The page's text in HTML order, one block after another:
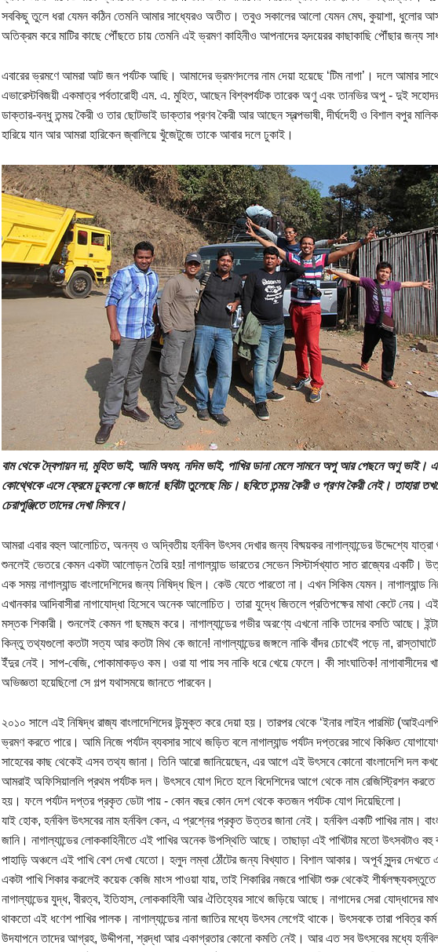
সবকিছু তুলে ধরা যেমন কঠিন তেমনি আমার সাধ্যেরও অতীত। তবুও সকালের আলো যেমন মেঘ, কুয়াশা, ধুলোর
অতিক্রম করে মাটির কাছে পৌঁছতে চায় তেমনি এই ভ্রমণ কাহিনীও আপনাদের হৃদয়েরর কাছাকাছি পৌঁছার জন্য
এবারের ভ্রমণে আমরা আট জন পর্যটক আছি। আমাদের ভ্রমণদলের নাম দেয়া হয়েছে ‘টিম নাগা’। দলে আমার
এভারেস্টবিজয়ী একমাত্র পর্বতারোহী এম. এ. মুহিত, আছেন বিশ্বপর্যটক তারেক অণু এবং তানভির অপু - দুই
ডাক্তার-বন্ধু তন্ময় কৈরী ও তার ছোটভাই ডাক্তার প্রণব কৈরী আর আছেন স্বল্পভাষী, দীর্ঘদেহী ও বিশাল বপুর মালিক
হারিয়ে যান আর আমরা হারিকেন জ্বালিয়ে খুঁজেটুজে তাকে আবার দলে ঢুকাই।
বাম থেকে দ্বৈপায়ন দা, মুহিত ভাই, আমি অধম, নদিম ভাই, পাখির ডানা মেলে সামনে অপু আর পেছনে অণু ভাই।
কোথ্থেকে এসে ফ্রেমে ঢুকলো কে জানে! ছবিটা তুলেছে মিচ। ছবিতে তন্ময় কৈরী ও প্রণব কৈরী নেই। তাহারা
চেরাপুঞ্জিতে তাদের দেখা মিলবে।
আমরা এবার বহুল আলোচিত, অনন্য ও অদ্বিতীয় হর্নবিল উৎসব দেখার জন্য বিষ্ময়কর নাগাল্যান্ডের উদ্দেশ্যে যাত্রা
শুনলেই ভেতরে কেমন একটা আলোড়ন তৈরি হয়! নাগাল্যান্ড ভারতের সেভেন সিস্টার্সখ্যাত সাত রাজ্যের একটি।
এক সময় নাগাল্যান্ড বাংলাদেশিদের জন্য নিষিদ্ধ ছিল। কেউ যেতে পারতো না। এখন সিকিম যেমন। নাগাল্যান্ড
এখানকার আদিবাসীরা নাগাযোদ্ধা হিসেবে অনেক আলোচিত। তারা যুদ্ধে জিতলে প্রতিপক্ষের মাথা কেটে নেয়।
মস্তক শিকারী। শুনলেই কেমন গা ছমছম করে। নাগাল্যান্ডের গভীর অরণ্যে এখনো নাকি তাদের বসতি আছে।
কিন্তু তথ্যগুলো কতটা সত্য আর কতটা মিথ কে জানে! নাগাল্যান্ডের জঙ্গলে নাকি বাঁদর চোখেই পড়ে না,
ইঁদুর নেই। সাপ-বেজি, পোকামাকড়ও কম। ওরা যা পায় সব নাকি ধরে খেয়ে ফেলে। কী সাংঘাতিক! নাগাবাসীদের
অভিজ্ঞতা হয়েছিলো সে গল্প যথাসময়ে জানতে পারবেন।
২০১০ সালে এই নিষিদ্ধ রাজ্য বাংলাদেশিদের উন্মুক্ত করে দেয়া হয়। তারপর থেকে ‘ইনার লাইন পারমিট (আইএলপি)’
ভ্রমণ করতে পারে। আমি নিজে পর্যটন ব্যবসার সাথে জড়িত বলে নাগাল্যান্ড পর্যটন দপ্তরের সাথে কিঞ্চিত
সাহেবের কাছ থেকেই এসব তথ্য জানা। তিনি আরো জানিয়েছেন, এর আগে এই উৎসবে কোনো বাংলাদেশি দল
আমরাই অফিসিয়াললি প্রথম পর্যটক দল। উৎসবে যোগ দিতে হলে বিদেশিদের আগে থেকে নাম রেজিস্ট্রিশন করতে
হয়। ফলে পর্যটন দপ্তর প্রকৃত ডেটা পায় - কোন বছর কোন দেশ থেকে কতজন পর্যটক যোগ দিয়েছিলো।
যাই হোক, হর্নবিল উৎসবের নাম হর্নবিল কেন, এ প্রশ্নের প্রকৃত উত্তর জানা নেই। হর্নবিল একটি পাখির নাম।
জানি। নাগাল্যান্ডের লোককাহিনীতে এই পাখির অনেক উপস্থিতি আছে। তাছাড়া এই পাখিটার মতো উৎসবটাও বহু
পাহাড়ি অঞ্চলে এই পাখি বেশ দেখা যেতো। হলুদ লম্বা ঠোঁটের জন্য বিখ্যাত। বিশাল আকার। অপূর্ব সুন্দর দেখতে
একটা পাখি শিকার করলেই কয়েক কেজি মাংস পাওয়া যায়, তাই শিকারির নজরে পাখিটা শুরু থেকেই
নাগাল্যান্ডের যুদ্ধ, বীরত্ব, ইতিহাস, লোককাহিনী আর ঐতিহ্যের সাথে জড়িয়ে আছে। নাগাদের সেরা যোদ্ধাদের
থাকতো এই ধণেশ পাখির পালক। নাগাল্যান্ডের নানা জাতির মধ্যে উৎসব লেগেই থাকে। উৎসবকে তারা পবিত্র
উদযাপনে তাদের আগ্রহ, উদ্দীপনা, শ্রদ্ধা আর একাগ্রতার কোনো কমতি নেই। আর এত সব উৎসবের মধ্যে